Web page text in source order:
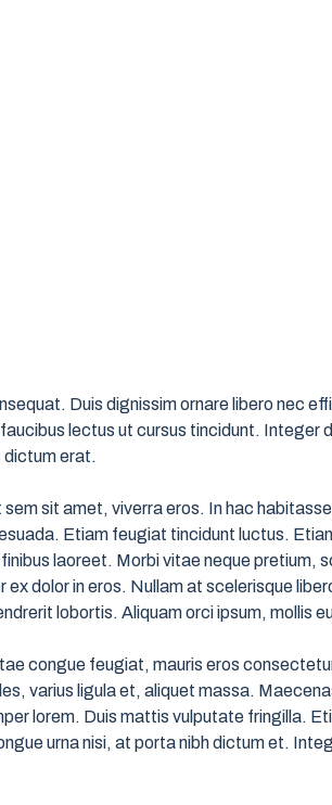
Duis dignissim ornare libero nec
lectus ut cursus tincidunt. Integer
dictum erat.
sit amet, viverra eros. In hac
Etiam feugiat tincidunt luctus.
laoreet. Morbi vitae neque pretium,
dolor in eros. Nullam at scelerisque
lobortis. Aliquam orci ipsum, mollis
congue feugiat, mauris eros
varius ligula et, aliquet massa.
lorem. Duis mattis vulputate fringilla.
urna nisi, at porta nibh dictum et.